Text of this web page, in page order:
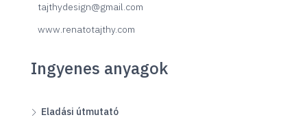
tajthydesign@gmail.com
www.renatotajthy.com
Ingyenes anyagok
Eladási útmutató